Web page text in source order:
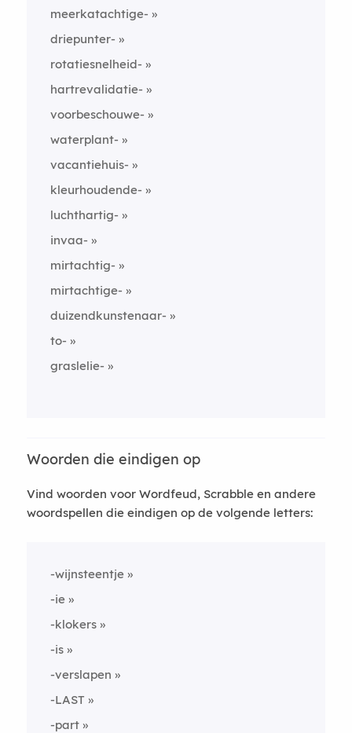
meerkatachtige-
driepunter-
rotatiesnelheid-
hartrevalidatie-
voorbeschouwe-
waterplant-
vacantiehuis-
kleurhoudende-
luchthartig-
invaa-
mirtachtig-
mirtachtige-
duizendkunstenaar-
to-
graslelie-
Woorden die eindigen op
Vind woorden voor Wordfeud, Scrabble en andere
woordspellen die eindigen op de volgende letters:
-wijnsteentje
-ie
-klokers
-is
-verslapen
-LAST
-part